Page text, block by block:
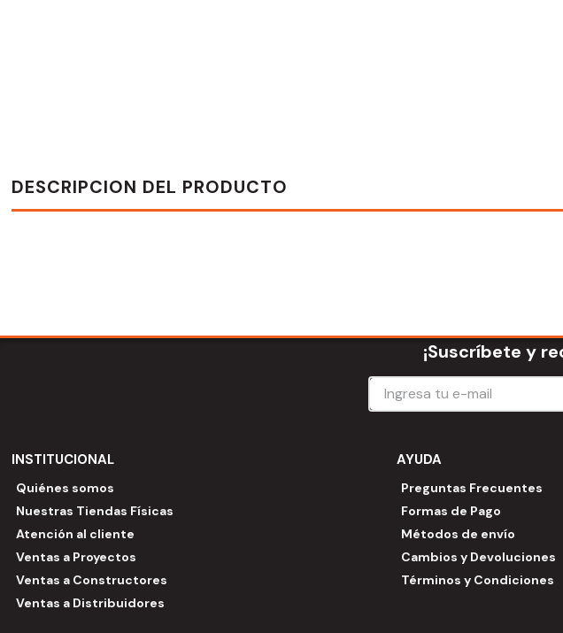
DESCRIPCION DEL PRODUCTO
¡Suscríbete y
INSTITUCIONAL
Quiénes somos
Nuestras Tiendas Físicas
Atención al cliente
Ventas a Proyectos
Ventas a Constructores
Ventas a Distribuidores
AYUDA
Preguntas Frecuentes
Formas de Pago
Métodos de envío
Cambios y Devoluciones
Términos y Condiciones